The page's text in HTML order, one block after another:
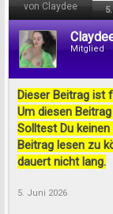
von Claydee
Mitglied
Dieser Beitrag ist
Um diesen
Solltest Du
Beitrag lesen zu
dauert nicht lang.
5. Juni 2026